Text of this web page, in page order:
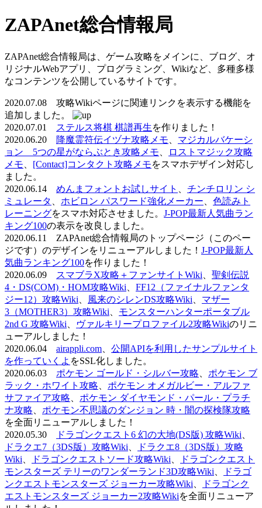
ZAPAnet総合情報局
ZAPAnet総合情報局は、ゲーム攻略をメインに、ブログ、オ
リジナルWebアプリ、プログラミング、Wikiなど、多種多様
なコンテンツを公開しているサイトです。
2020.07.08 攻略Wikiページに関連リンクを表示する機能を
追加しました。
2020.07.01
ステルス将棋 棋譜再生を作りました！
2020.06.20
降魔霊符伝イヅナ攻略メモ
マジカルバケーシ
ョン 5つの星がならぶとき攻略メモ
ロストマジック攻略
メモ
[Contact]コンタクト攻略メモをスマホデザイン対応し
ました。
2020.06.14 めんまフォントお試しサイト
チンチロリン シ
ミュレータ
ホビロン パスワード強化メーカー
色読みト
レーニングをスマホ対応させました。 J-POP最新人気曲ラン
キング100の表示を改良しました。
2020.06.11 ZAPAnet総合情報局のトップページ（このペー
ジです）のデザインをリニューアルしました！ J-POP最新人
気曲ランキング100を作りました！
2020.06.09
スマブラX攻略＋ファンサイトWiki
聖剣伝説
4・DS(COM)・HOM攻略Wiki
FF12（ファイナルファンタ
ジー12）攻略Wiki
風来のシレンDS攻略Wiki
マザー
3（MOTHER3）攻略Wiki
モンスターハンターポータブル
2nd G 攻略Wiki
ヴァルキリープロファイル2攻略Wikiのリニ
ューアルしました！
2020.06.04 airappli.com
公開APIを利用したサンプルサイト
を作っていくよ をSSL化しました。
2020.06.03 ポケモン ゴールド・シルバー攻略
ポケモン ブ
ラック・ホワイト攻略
ポケモン オメガルビー・アルファ
サファイア攻略
ポケモン ダイヤモンド・パール・プラチ
ナ攻略
ポケモン不思議のダンジョン 時・闇の探検隊攻略
を全面リニューアルしました！
2020.05.30
ドラゴンクエスト6 幻の大地(DS版) 攻略Wiki
ドラクエ7（3DS版）攻略Wiki
ドラクエ8（3DS版）攻略
Wiki
ドラゴンクエストソード攻略Wiki
ドラゴンクエスト
モンスターズ テリーのワンダーランド3D攻略Wiki
ドラゴ
ンクエストモンスターズ ジョーカー攻略Wiki
ドラゴンク
エストモンスターズ ジョーカー2攻略Wikiを全面リニューア